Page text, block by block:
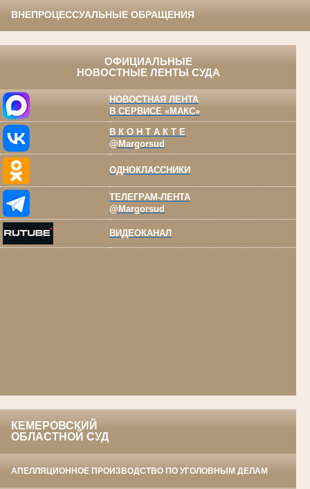
ВНЕПРОЦЕССУАЛЬНЫЕ ОБРАЩЕНИЯ
ОФИЦИАЛЬНЫЕ
НОВОСТНЫЕ ЛЕНТЫ СУДА
НОВОСТНАЯ ЛЕНТА
В СЕРВИСЕ «МАКС»
В К О Н Т А К Т Е
@Margorsud
ОДНОКЛАССНИКИ
ТЕЛЕГРАМ-ЛЕНТА
@Margorsud
ВИДЕОКАНАЛ
КЕМЕРОВСКИЙ
ОБЛАСТНОЙ СУД
АПЕЛЛЯЦИОННОЕ ПРОИЗВОДСТВО ПО УГОЛОВНЫМ ДЕЛАМ